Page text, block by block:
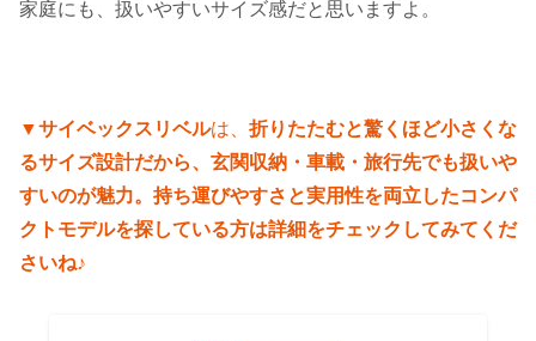
家庭にも、扱いやすいサイズ感だと思いますよ。
▼サイベックスリベルは、 折りたたむと驚くほど小さくな
るサイズ設計だから、玄関収納・車載・旅行先でも扱いや
すいのが魅力。持ち運びやすさと実用性を両立したコンパ
クトモデルを探している方は詳細をチェックしてみてくだ
さいね♪